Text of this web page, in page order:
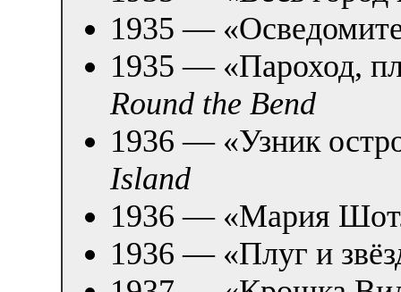
1935 —
1935 — «Пароход,
Round the Bend
1936 — «Узник
Island
1936 — «Мария
1936 — «Плуг и